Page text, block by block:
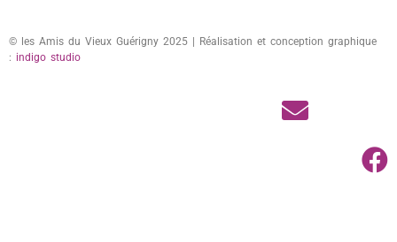
© les Amis du Vieux Guérigny 2025 | Réalisation et conception graphique
: indigo studio